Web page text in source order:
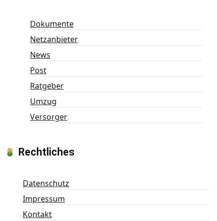
Dokumente
Netzanbieter
News
Post
Ratgeber
Umzug
Versorger
Rechtliches
Datenschutz
Impressum
Kontakt